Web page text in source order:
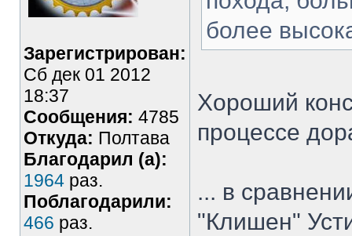
Зарегистрирован:
Сб дек 01 2012
18:37
Сообщения: 4785
Откуда: Полтава
Благодарил (а):
1964 раз.
Поблагодарили:
466 раз.
более
Хороший
процессе
... в
"Клишен"